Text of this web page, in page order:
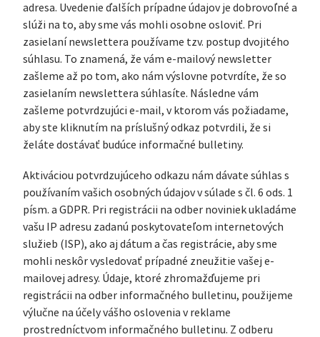
adresa. Uvedenie ďalších prípadne údajov je dobrovoľné a
slúži na to, aby sme vás mohli osobne osloviť. Pri
zasielaní newslettera používame tzv. postup dvojitého
súhlasu. To znamená, že vám e-mailový newsletter
zašleme až po tom, ako nám výslovne potvrdíte, že so
zasielaním newslettera súhlasíte. Následne vám
zašleme potvrdzujúci e-mail, v ktorom vás požiadame,
aby ste kliknutím na príslušný odkaz potvrdili, že si
želáte dostávať budúce informačné bulletiny.
Aktiváciou potvrdzujúceho odkazu nám dávate súhlas s
používaním vašich osobných údajov v súlade s čl. 6 ods. 1
písm. a GDPR. Pri registrácii na odber noviniek ukladáme
vašu IP adresu zadanú poskytovateľom internetových
služieb (ISP), ako aj dátum a čas registrácie, aby sme
mohli neskôr vysledovať prípadné zneužitie vašej e-
mailovej adresy. Údaje, ktoré zhromažďujeme pri
registrácii na odber informačného bulletinu, použijeme
výlučne na účely vášho oslovenia v reklame
prostredníctvom informačného bulletinu. Z odberu